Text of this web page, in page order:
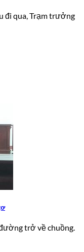
đi qua, Trạm trưởng
trở về chuồng.